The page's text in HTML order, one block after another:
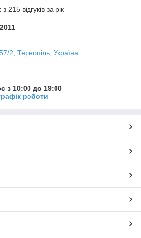
215 відгуків за рік
2, Тернопіль, Україна
з 10:00 до 19:00
роботи